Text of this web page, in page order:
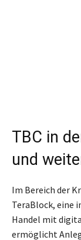
TBC in
und
Im Bereich der
TeraBlock, eine
Handel mit
ermöglicht